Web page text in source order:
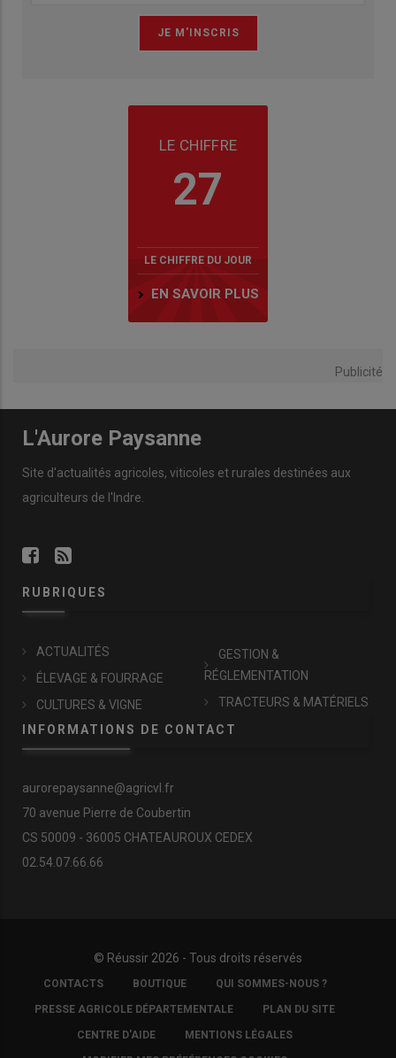
LE CHIFFRE
27
LE CHIFFRE DU JOUR
EN SAVOIR PLUS
Publicité
L'Aurore Paysanne
Site d'actualités agricoles, viticoles et rurales destinées aux
agriculteurs de l'Indre.
RUBRIQUES
ACTUALITÉS
ÉLEVAGE & FOURRAGE
CULTURES & VIGNE
GESTION &
RÉGLEMENTATION
TRACTEURS & MATÉRIELS
INFORMATIONS DE CONTACT
aurorepaysanne@agricvl.fr
70 avenue Pierre de Coubertin
CS 50009 - 36005 CHATEAUROUX CEDEX
02.54.07.66.66
© Réussir 2026 - Tous droits réservés
FOOTER
COPYRIGHT
CONTACTS BOUTIQUE QUI SOMMES-NOUS ?
PRESSE AGRICOLE DÉPARTEMENTALE PLAN DU SITE
CENTRE D'AIDE MENTIONS LÉGALES